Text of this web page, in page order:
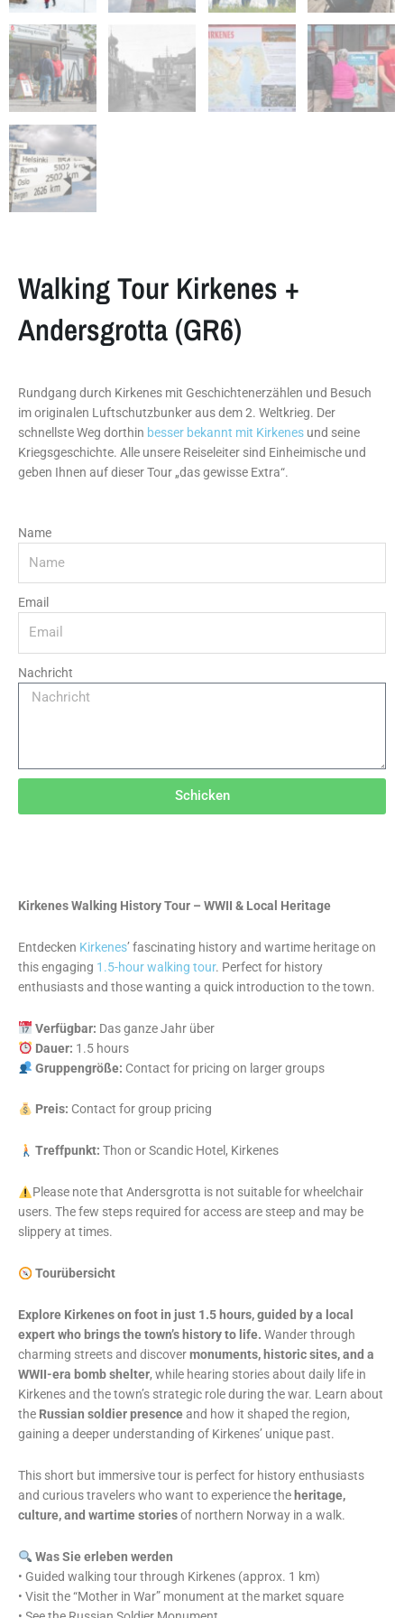
Walking Tour Kirkenes +
Andersgrotta (GR6)
Rundgang durch Kirkenes mit Geschichtenerzählen und Besuch
im originalen Luftschutzbunker aus dem 2. Weltkrieg. Der
schnellste Weg dorthin besser bekannt mit Kirkenes und seine
Kriegsgeschichte. Alle unsere Reiseleiter sind Einheimische und
geben Ihnen auf dieser Tour „das gewisse Extra“.
Name
Email
Nachricht
Schicken
Kirkenes Walking History Tour – WWII & Local Heritage
Entdecken Kirkenes’ fascinating history and wartime heritage on
this engaging 1.5-hour walking tour. Perfect for history
enthusiasts and those wanting a quick introduction to the town.
Verfügbar: Das ganze Jahr über
Dauer: 1.5 hours
Gruppengröße: Contact for pricing on larger groups
Preis: Contact for group pricing
Treffpunkt: Thon or Scandic Hotel, Kirkenes
Please note that Andersgrotta is not suitable for wheelchair
users. The few steps required for access are steep and may be
slippery at times.
Tourübersicht
Explore Kirkenes on foot in just 1.5 hours, guided by a local
expert who brings the town’s history to life. Wander through
charming streets and discovermonuments, historic sites, and a
WWII-era bomb shelter, while hearing stories about daily life in
Kirkenes and the town’s strategic role during the war. Learn about
the Russian soldier presenceand how it shaped the region,
gaining a deeper understanding of Kirkenes’ unique past.
This short but immersive tour is perfect for history enthusiasts
and curious travelers who want to experience the heritage,
culture, and wartime storiesof northern Norway in a walk.
Was Sie erleben werden
• Guided walking tour through Kirkenes (approx. 1 km)
• Visit the “Mother in War” monument at the market square